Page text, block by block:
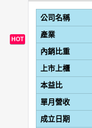
HOT
公司名稱
產業
內銷比重
上市上櫃
本益比
單月營收
成立日期